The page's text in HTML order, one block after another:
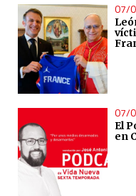
07/
07/
El
en